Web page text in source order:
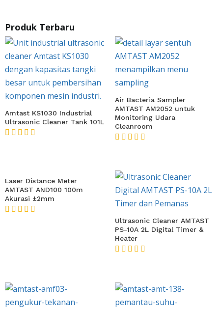
Produk Terbaru
Amtast KS1030 Industrial
Ultrasonic Cleaner Tank 101L
Air Bacteria Sampler
AMTAST AM2052 untuk
Monitoring Udara
Cleanroom
Laser Distance Meter
AMTAST AND100 100m
Akurasi ±2mm
Ultrasonic Cleaner AMTAST
PS-10A 2L Digital Timer &
Heater